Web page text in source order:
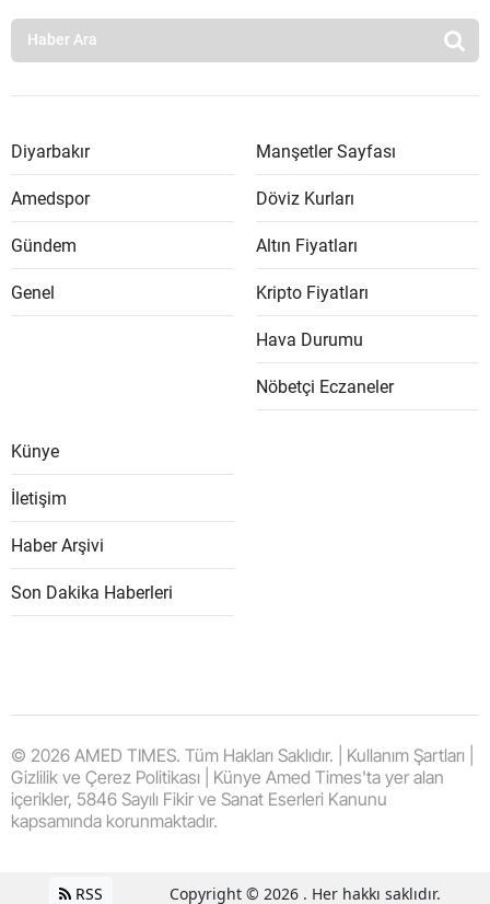
Diyarbakır
Amedspor
Gündem
Genel
Manşetler Sayfası
Döviz Kurları
Altın Fiyatları
Kripto Fiyatları
Hava Durumu
Nöbetçi Eczaneler
Künye
İletişim
Haber Arşivi
Son Dakika Haberleri
© 2026 AMED TIMES. Tüm Hakları Saklıdır. | Kullanım Şartları |
Gizlilik ve Çerez Politikası | Künye Amed Times'ta yer alan
içerikler, 5846 Sayılı Fikir ve Sanat Eserleri Kanunu
kapsamında korunmaktadır.
RSS Copyright © 2026 . Her hakkı saklıdır.